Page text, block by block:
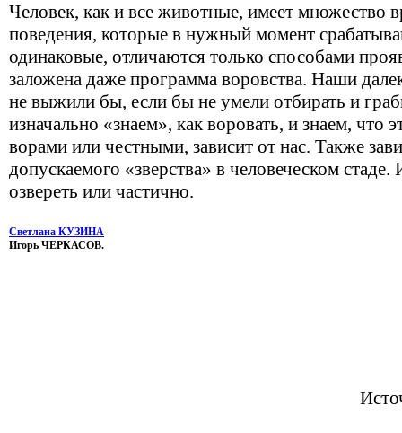
Человек, как и все животные, имеет множество
поведения, которые в нужный момент
одинаковые, отличаются только способами
заложена даже программа воровства. Наши
не выжили бы, если бы не умели отбирать и
изначально «знаем», как воровать, и знаем,
ворами или честными, зависит от нас. Также
допускаемого «зверства» в человеческом стаде.
озвереть или частично.
Светлана КУЗИНА
Игорь ЧЕРКАСОВ.